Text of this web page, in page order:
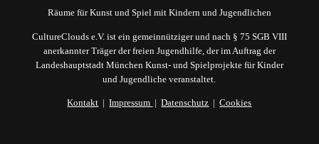
Räume für Kunst und Spiel mit Kindern und Jugendlichen
CultureClouds e.V. ist ein gemeinnütziger und nach § 75 SGB VIII
anerkannter Träger der freien Jugendhilfe, der im Auftrag der
Landeshauptstadt München Kunst- und Spielprojekte für Kinder
und Jugendliche veranstaltet.
Kontakt |Impressum |Datenschutz |Cookies